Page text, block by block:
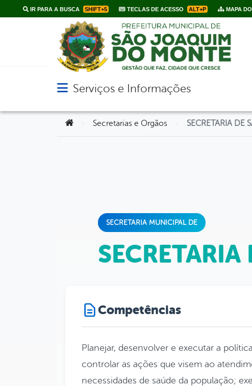
IR PARA A BUSCA SHIFT+5 TECLAS DE ACESSO ALT+P MAPA
Abrir menu principal de navegação
Serviços e Informações
Você está aqui:Secretarias e Orgãos SECRETARIA DE
SECRETARIA MUNICIPAL DE
SECRETARIA
Competências
Planejar, desenvolver e executar a
controlar as ações que visem ao
necessidades de saúde da população;